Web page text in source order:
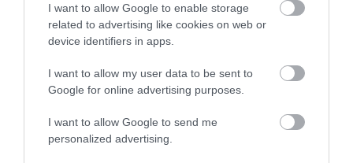
I want to allow Google to enable storage
related to advertising like cookies on web or
device identifiers in apps.
I want to allow my user data to be sent to
Google for online advertising purposes.
I want to allow Google to send me
personalized advertising.
06.08.2026 | 19:20